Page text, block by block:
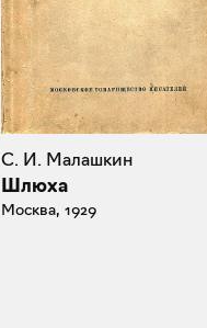
С. И. Малашкин
Шлюха
Москва, 1929